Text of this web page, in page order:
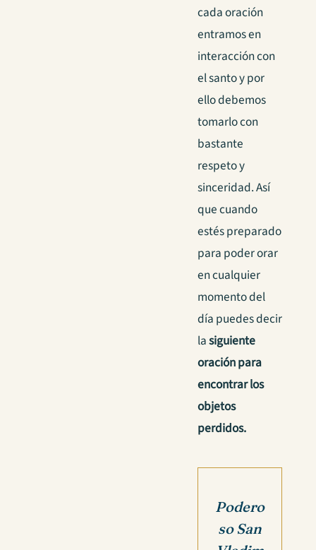
cada oración
entramos en
interacción con
el santo y por
ello debemos
tomarlo con
bastante
respeto y
sinceridad. Así
que cuando
estés preparado
para poder orar
en cualquier
momento del
día puedes decir
lasiguiente
oración para
encontrar los
objetos
perdidos.
Podero
so San